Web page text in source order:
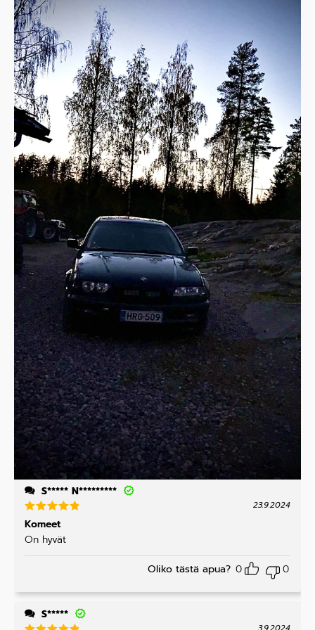
S***** N*********
Arvostelu
tuotteesta
:5/ 5
23.9.2024
Komeet
On hyvät
Oliko tästä apua? 0 0
S*****